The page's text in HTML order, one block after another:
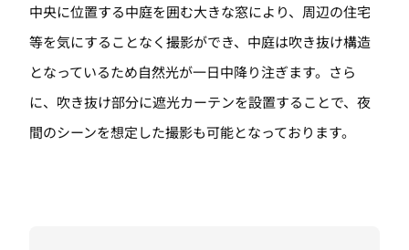
中央に位置する中庭を囲む大きな窓により、周辺の住宅
等を気にすることなく撮影ができ、中庭は吹き抜け構造
となっているため自然光が一日中降り注ぎます。さら
に、吹き抜け部分に遮光カーテンを設置することで、夜
間のシーンを想定した撮影も可能となっております。